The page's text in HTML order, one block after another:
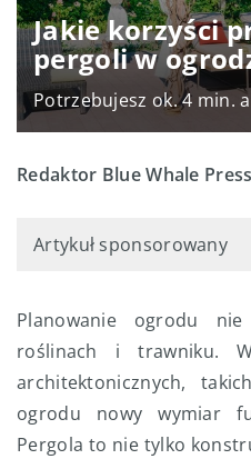
Jakie korzyści
pergoli w
Potrzebujesz ok. 4 min.
Redaktor Blue Whale Press
Artykuł sponsorowany
Planowanie ogrodu
roślinach i trawniku.
architektonicznych,
ogrodu nowy wymiar
Pergola to nie tylko